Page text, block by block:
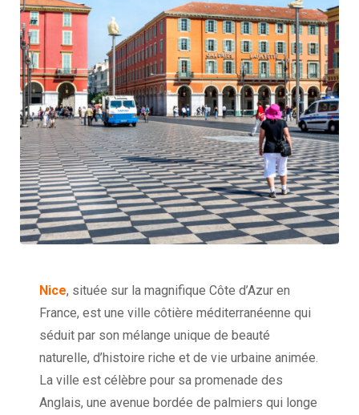
Nice, située sur la magnifique Côte d’Azur en
France, est une ville côtière méditerranéenne qui
séduit par son mélange unique de beauté
naturelle, d’histoire riche et de vie urbaine animée.
La ville est célèbre pour sa promenade des
Anglais, une avenue bordée de palmiers qui longe